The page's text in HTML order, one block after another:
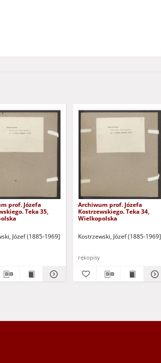
prof. Józefa
Teka 35,
Józef (1885-1969]
Archiwum prof. Józefa
Kostrzewskiego. Teka 34,
Wielkopolska
Kostrzewski, Józef (1885-1969]
rękopisy